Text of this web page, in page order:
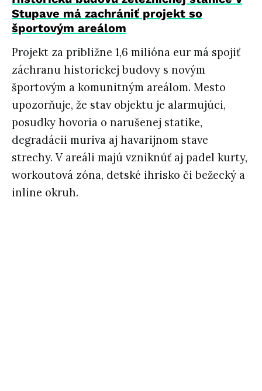
Stupave má zachrániť projekt so
športovým areálom
Projekt za približne 1,6 milióna eur má spojiť
záchranu historickej budovy s novým
športovým a komunitným areálom. Mesto
upozorňuje, že stav objektu je alarmujúci,
posudky hovoria o narušenej statike,
degradácii muriva aj havarijnom stave
strechy. V areáli majú vzniknúť aj padel kurty,
workoutová zóna, detské ihrisko či bežecký a
inline okruh.